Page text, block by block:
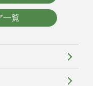
一覧